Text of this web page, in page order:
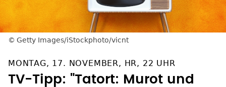
Getty Images/iStockphoto/vicnt
MONTAG, 17. NOVEMBER, HR, 22 UHR
TV-Tipp: "Tatort: Murot und